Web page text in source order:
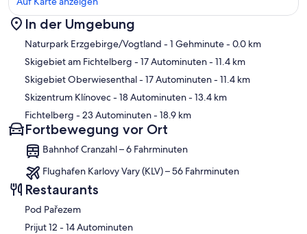
Karte
In der Umgebung
Naturpark Erzgebirge/Vogtland - 1 Gehminute- 0.0 km
Skigebiet am Fichtelberg - 17 Autominuten- 11.4 km
Skigebiet Oberwiesenthal- 17 Autominuten- 11.4 km
Skizentrum Klínovec- 18 Autominuten- 13.4 km
Fichtelberg - 23 Autominuten- 18.9 km
Fortbewegung vor Ort
Bahnhof Cranzahl – 6 Fahrminuten
Flughafen Karlovy Vary (KLV) – 56 Fahrminuten
Restaurants
Pod Pařezem
‪Prijut 12 - ‬14 Autominuten